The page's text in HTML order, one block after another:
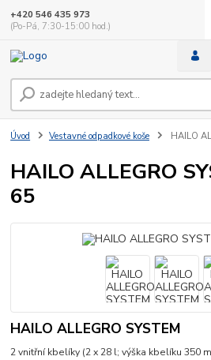
+420 546 435 973
(Po-Pá, 7:30-15:00 hod.)
Úvod Vestavné odpadkové koše HAILO
HAILO ALLEGRO
65
HAILO ALLEGRO SYSTEM
2 vnitřní kbelíky (2 x 28 l; výška kbelíku 350